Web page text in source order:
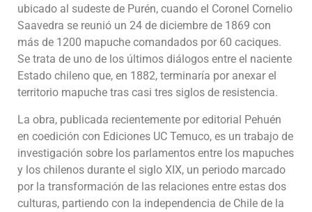
ubicado al sudeste de Purén, cuando el Coronel Cornelio
Saavedra se reunió un 24 de diciembre de 1869 con
más de 1200 mapuche comandados por 60 caciques.
Se trata de uno de los últimos diálogos entre el naciente
Estado chileno que, en 1882, terminaría por anexar el
territorio mapuche tras casi tres siglos de resistencia.
La obra, publicada recientemente por editorial Pehuén
en coedición con Ediciones UC Temuco, es un trabajo de
investigación sobre los parlamentos entre los mapuches
y los chilenos durante el siglo XIX, un periodo marcado
por la transformación de las relaciones entre estas dos
culturas, partiendo con la independencia de Chile de la